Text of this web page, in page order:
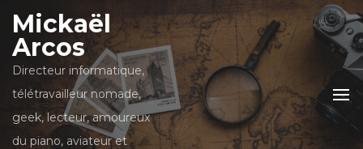
Mickaël
Arcos
Directeur informatique,
télétravailleur nomade,
geek, lecteur, amoureux
du piano, aviateur et